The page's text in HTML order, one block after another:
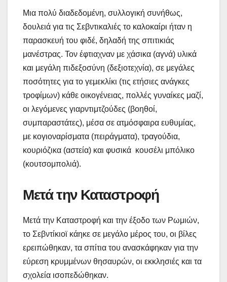
Μια πολύ διαδεδομένη, συλλογική συνήθως,
δουλειά για τις Σεβντικαλιές το καλοκαίρι ήταν η
παρασκευή του φιδέ, δηλαδή της σπιτικιάς
μανέστρας. Τον έφτιαχναν με χάσικα (αγνά) υλικά
και μεγάλη πιδεξοσύνη (δεξιοτεχνία), σε μεγάλες
ποσότητες για το γεμεκλίκι (τις ετήσιες ανάγκες
τροφίμων) κάθε οικογένειας, πολλές γυναίκες μαζί,
οι λεγόμενες γιαρντιμτζούδες (βοηθοί,
συμπαραστάτες), μέσα σε ατμόσφαιρα ευθυμίας,
με κογιοναρίσματα (πειράγματα), τραγούδια,
κουριόζικα (αστεία) και φυσικά κουσέλι μπόλικο
(κουτσομπολιά).
Μετά την Καταστροφή
Μετά την Καταστροφή και την έξοδο των Ρωμιών,
το Σεβντίκιοϊ κάηκε σε μεγάλο μέρος του, οι βίλες
ερειπώθηκαν, τα σπίτια του ανασκάφηκαν για την
εύρεση κρυμμένων θησαυρών, οι εκκλησιές και τα
σχολεία ισοπεδώθηκαν.